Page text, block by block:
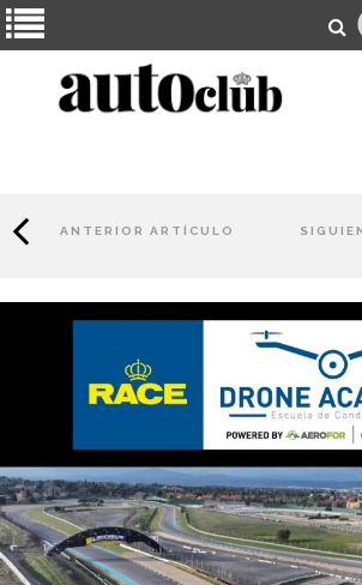
ANTERIOR ARTÍCULO